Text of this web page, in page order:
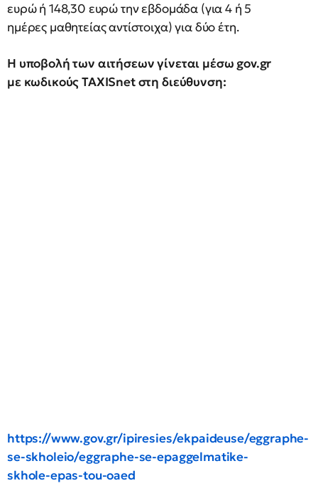
ευρώ ή 148,30 ευρώ την εβδομάδα (για 4 ή 5
ημέρες μαθητείας αντίστοιχα) για δύο έτη.
Η υποβολή των αιτήσεων γίνεται μέσω gov.gr
με κωδικούς TAXISnet στη διεύθυνση:
https://www.gov.gr/ipiresies/ekpaideuse/eggraphe-
se-skholeio/eggraphe-se-epaggelmatike-
skhole-epas-tou-oaed